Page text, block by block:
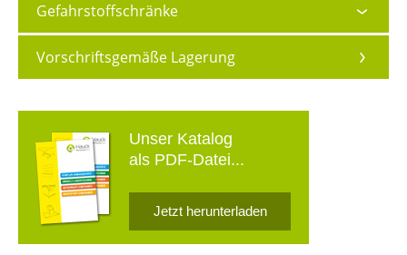
Gefahrstoffschränke
Vorschriftsgemäße Lagerung
Unser Katalog
als PDF-Datei...
Jetzt herunterladen